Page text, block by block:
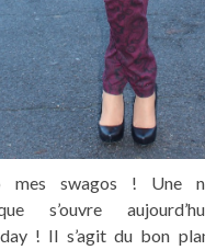
mes swagos ! Une
s’ouvre
! Il s’agit du bon